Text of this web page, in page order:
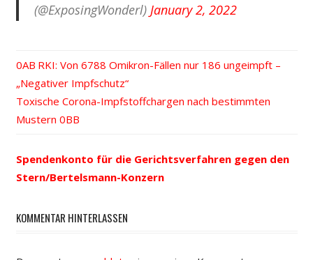
(@ExposingWonderl) January 2, 2022
Beitrags-
Navigation
Vorheriger
Beitrag:
RKI: Von 6788 Omikron-Fällen nur 186 ungeimpft –
„Negativer Impfschutz“
Nächster
Beitrag:
Toxische Corona-Impfstoffchargen nach bestimmten
Mustern
Spendenkonto für die Gerichtsverfahren gegen den
Stern/Bertelsmann-Konzern
KOMMENTAR HINTERLASSEN